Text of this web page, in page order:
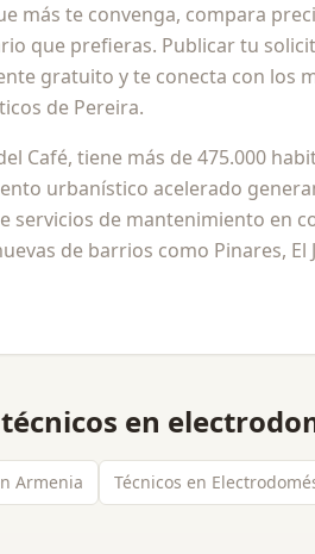
más te convenga, compara
que prefieras. Publicar tu
gratuito y te conecta con los
de Pereira.
Café, tiene más de 475.000
urbanístico acelerado
servicios de mantenimiento en
de barrios como Pinares, El
técnicos en
Armenia Técnicos en